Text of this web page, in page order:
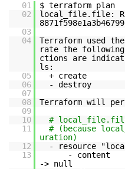
01
$ terraform plan
02
local_file.file:
03
04
Terraform used
rate the following
ctions are
ls:
05
+ create
06
- destroy
07
08
Terraform will
09
10
#
11
# (because
uration)
12
- resource
13
-
-> null